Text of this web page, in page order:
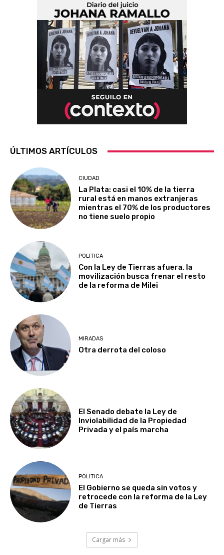
ÚLTIMOS ARTÍCULOS
CIUDAD
La Plata: casi el 10% de la tierra
rural está en manos extranjeras
mientras el 70% de los productores
no tiene suelo propio
POLITICA
Con la Ley de Tierras afuera, la
movilización busca frenar el resto
de la reforma de Milei
MIRADAS
Otra derrota del coloso
El Senado debate la Ley de
Inviolabilidad de la Propiedad
Privada y el país marcha
POLITICA
El Gobierno se queda sin votos y
retrocede con la reforma de la Ley
de Tierras
Cargar más